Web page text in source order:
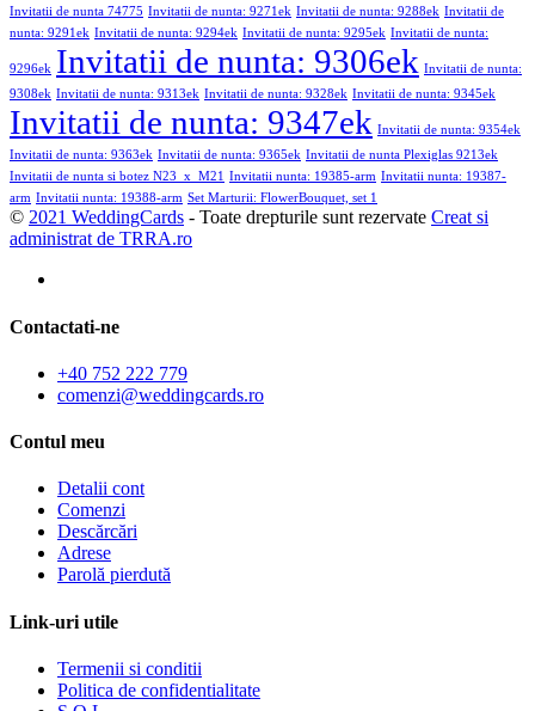
Invitatii de nunta 74775 Invitatii de nunta: 9271ek Invitatii de nunta: 9288ek Invitatii de
nunta: 9291ek Invitatii de nunta: 9294ek Invitatii de nunta: 9295ek Invitatii de nunta:
9296ek Invitatii de nunta: 9306ek Invitatii de nunta:
9308ek Invitatii de nunta: 9313ek Invitatii de nunta: 9328ek Invitatii de nunta: 9345ek
Invitatii de nunta: 9347ek Invitatii de nunta: 9354ek
Invitatii de nunta: 9363ek Invitatii de nunta: 9365ek Invitatii de nunta Plexiglas 9213ek
Invitatii de nunta si botez N23_x_M21 Invitatii nunta: 19385-arm Invitatii nunta: 19387-
arm Invitatii nunta: 19388-arm Set Marturii: FlowerBouquet, set 1
© 2021 WeddingCards - Toate drepturile sunt rezervate Creat si
administrat de TRRA.ro
Contactati-ne
+40 752 222 779
comenzi@weddingcards.ro
Contul meu
Detalii cont
Comenzi
Descărcări
Adrese
Parolă pierdută
Link-uri utile
Termenii si conditii
Politica de confidentialitate